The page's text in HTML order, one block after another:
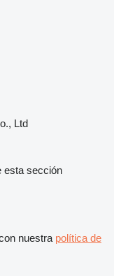
Ltd
esta sección
nuestra política de